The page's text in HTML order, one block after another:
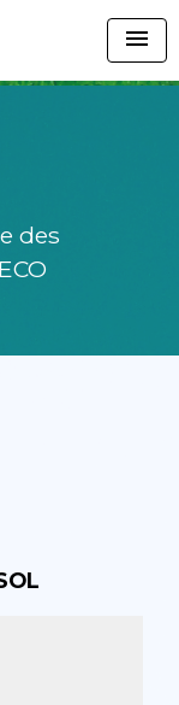
menu
des